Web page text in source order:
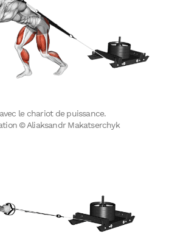
le chariot de puissance.
© Aliaksandr Makatserchyk